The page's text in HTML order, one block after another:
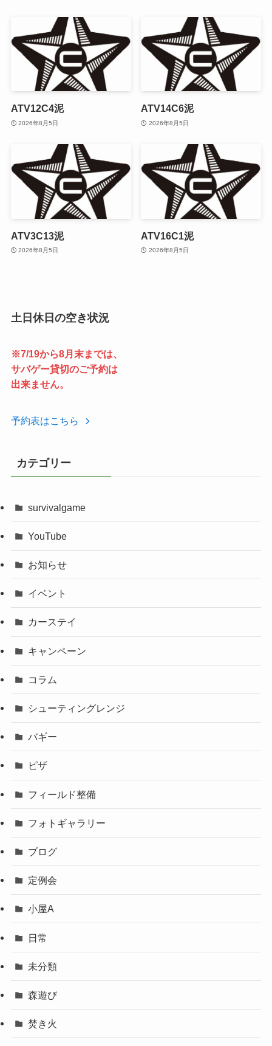
ATV12C4泥
2026年8月5日
ATV14C6泥
2026年8月5日
ATV3C13泥
2026年8月5日
ATV16C1泥
2026年8月5日
土日休日の空き状況
※7/19から8月末までは、
サバゲー貸切のご予約は
出来ません。
予約表はこちら
カテゴリー
survivalgame
YouTube
お知らせ
イベント
カーステイ
キャンペーン
コラム
シューティングレンジ
バギー
ピザ
フィールド整備
フォトギャラリー
ブログ
定例会
小屋A
日常
未分類
森遊び
焚き火